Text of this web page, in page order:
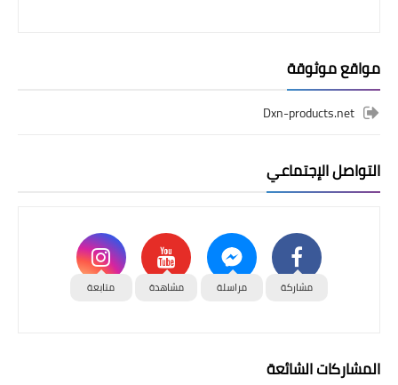
مواقع موثوقة
Dxn-products.net
التواصل الإجتماعي
مشاركة مراسلة مشاهدة متابعة
المشاركات الشائعة